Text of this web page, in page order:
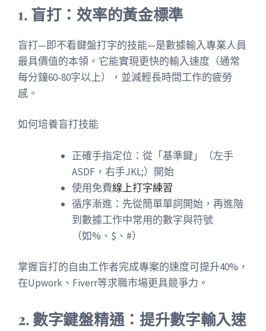
1. 盲打：效率的黃金標準
盲打—即不看鍵盤打字的技能—是數據輸入專業人員
最具價值的本領。它能實現更快的輸入速度（通常
每分鐘60-80字以上），並減輕長時間工作的疲勞
感。
如何培養盲打技能
正確手指定位：從「基準鍵」（左手
ASDF，右手JKL;）開始
使用免費線上打字練習
循序漸進：先從簡單單詞開始，再進階
到數據工作中常用的數字與符號
（如%、$、#）
掌握盲打的自由工作者完成專案的速度可提升40%，
在Upwork、Fiverr等求職市場更具競爭力。
2. 數字鍵盤精通：提升數字輸入速